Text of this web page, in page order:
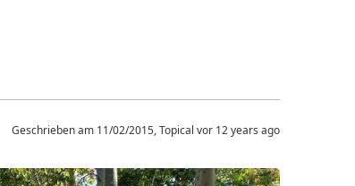
Geschrieben am 11/02/2015, Topical vor 12 years ago